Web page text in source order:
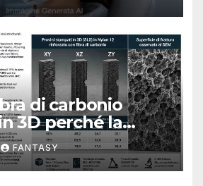
di carbonio
3D perché la
agli urti dipende
FANTASY